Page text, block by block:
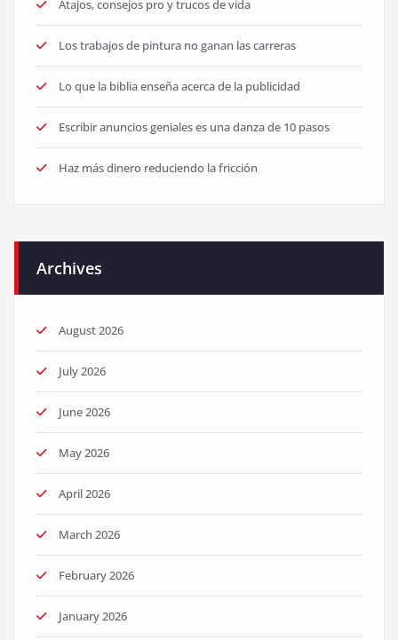
Atajos, consejos pro y trucos de vida
Los trabajos de pintura no ganan las carreras
Lo que la biblia enseña acerca de la publicidad
Escribir anuncios geniales es una danza de 10 pasos
Haz más dinero reduciendo la fricción
Archives
August 2026
July 2026
June 2026
May 2026
April 2026
March 2026
February 2026
January 2026